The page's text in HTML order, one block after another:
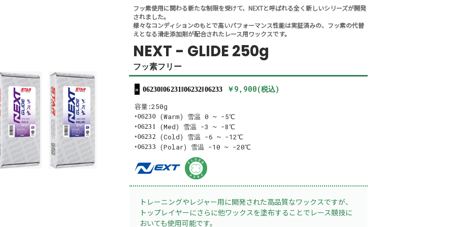
フッ素使用に関わる新たな制限を受けて、NEXTと呼ばれる全く新しいシリーズが開発
されました。
様々なコンディションのもとで高いパフォーマンス性能は実証済みの、フッ素の代替
えとなる滑走添加剤が配合されたレース用ワックスです。
NEXT - GLIDE 250g
フッ素フリー
06230‖06231‖06232‖06233 ￥9,900(税込)
容量:250g
06230 (Warm) 雪温 0 ~ -5℃
06231 (Med) 雪温 -3 ~ -8℃
06232 (Cold) 雪温 -6 ~ -12℃
06233 (Polar) 雪温 -10 ~ -20℃
トレーニングやレジャー用に開発された高品質なワックスですが、
トップレイヤーにさらに他ワックスを塗布することでレース競技に
おいても使用可能です。